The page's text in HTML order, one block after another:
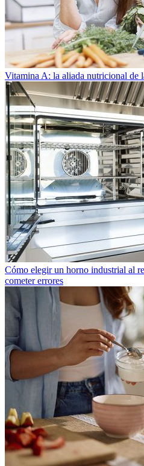
Vitamina A: la aliada nutricional de
Cómo elegir un horno industrial al
cometer errores